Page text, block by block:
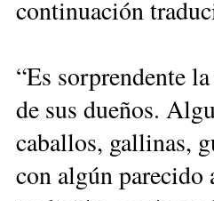
continuación
“Es sorprendente
de sus dueños.
caballos, gallinas,
con algún parecido